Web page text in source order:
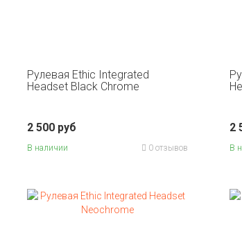
Рулевая Ethic Integrated
Headset Black Chrome
2 500 руб
В наличии 0 отзывов
2
В